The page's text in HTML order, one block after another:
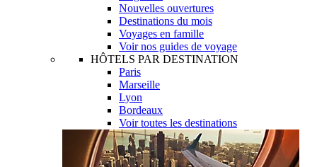
Nouvelles ouvertures
Destinations du mois
Voyages en famille
Voir nos guides de voyage
HÔTELS PAR DESTINATION
Paris
Marseille
Lyon
Bordeaux
Voir toutes les destinations